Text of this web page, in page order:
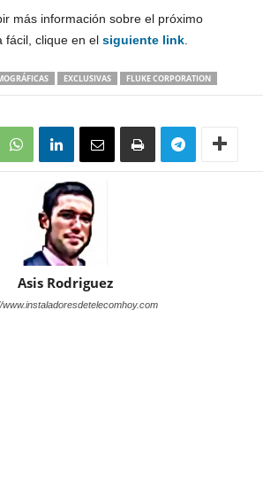
más información sobre el próximo
fácil, clique en el siguiente link
EXCLUSIVAS FLUKE CORPORATION
Asis Rodriguez
www.instaladoresdetelecomhoy.com